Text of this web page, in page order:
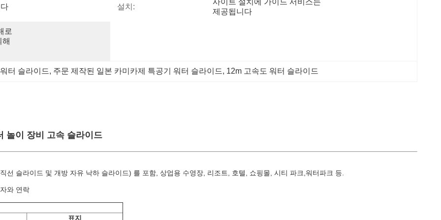
설치:
사이트 설치에 가이드 서비스는
제공됩니다
로
터 슬라이드, 주문 제작된 일본 카미카제 특공기 워터 슬라이드, 12m 고속도 워터 슬라이드
놀이 장비 고속 슬라이드
슬라이드 및 개방 자유 낙하 슬라이드) 를 포함, 상업용 수영장, 리조트, 호텔, 쇼핑몰, 시티 파크,워터파크 등.
와 연락
표지